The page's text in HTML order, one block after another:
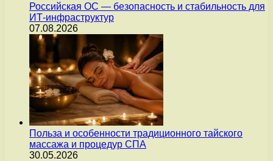
Российская ОС — безопасность и стабильность для
ИТ-инфраструктур
07.08.2026
Польза и особенности традиционного тайского
массажа и процедур СПА
30.05.2026